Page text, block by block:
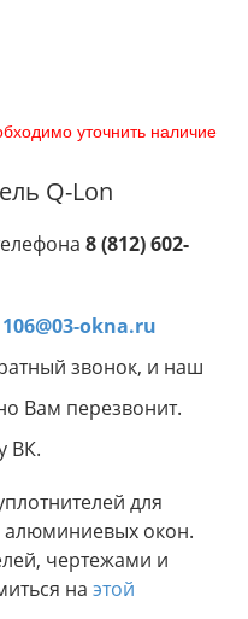
уточнить наличие
Q-Lon
8 (812) 602-
106@03-okna.ru
звонок, и наш
Вам перезвонит.
ВК.
для
алюминиевых окон.
чертежами и
на этой